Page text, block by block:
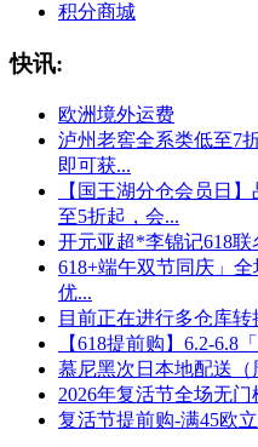
积分商城
快讯:
欧洲境外运费
泸州老窖全系类低至7
即可获...
【国王湖分仓会员日
至5折起，会...
开元亚超*李锦记618联
618+端午双节同庆」全
优...
目前正在进行多仓库转
【618提前购】6.2-6.8
慕尼黑次日本地配送（
2026年复活节全场无门
复活节提前购-满45欧